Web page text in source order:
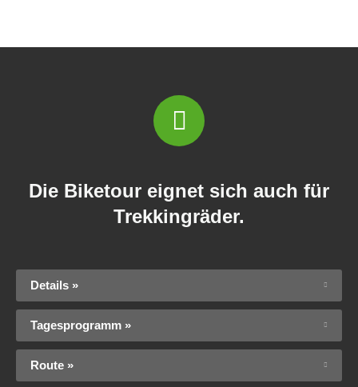
Die Biketour eignet sich auch für
Trekkingräder.
Details »
Tagesprogramm »
Route »